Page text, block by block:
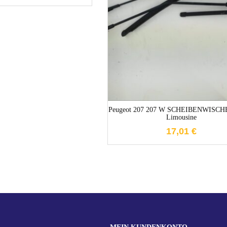
Peugeot 207 207 W
Limousine
17,01 €